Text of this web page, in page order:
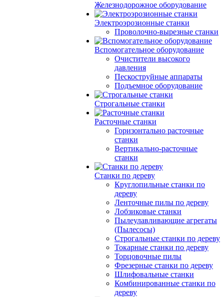
Железнодорожное оборудование
Электроэрозионные станки
Проволочно-вырезные станки
Вспомогательное оборудование
Очистители высокого
давления
Пескоструйные аппараты
Подъемное оборудование
Строгальные станки
Расточные станки
Горизонтально расточные
станки
Вертикально-расточные
станки
Станки по дереву
Круглопильные станки по
дереву
Ленточные пилы по дереву
Лобзиковые станки
Пылеулавливающие агрегаты
(Пылесосы)
Строгальные станки по дереву
Токарные станки по дереву
Торцовочные пилы
Фрезерные станки по дереву
Шлифовальные станки
Комбинированные станки по
дереву